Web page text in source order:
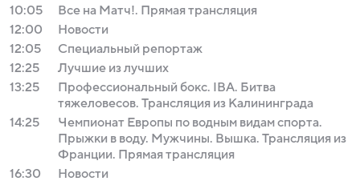
10:05
Все на Матч!. Прямая трансляция
12:00
Новости
12:05
Специальный репортаж
12:25
Лучшие из лучших
13:25
Профессиональный бокс. IBA. Битва
тяжеловесов. Трансляция из Калининграда
14:25
Чемпионат Европы по водным видам спорта.
Прыжки в воду. Мужчины. Вышка. Трансляция из
Франции. Прямая трансляция
16:30
Новости